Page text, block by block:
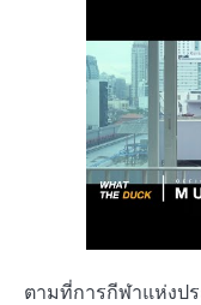
ตามที่การกีฬาแห่งป